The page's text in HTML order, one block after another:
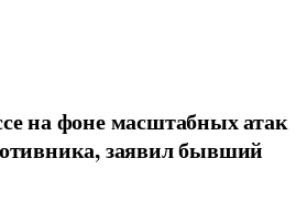
на фоне масштабных атак
заявил бывший